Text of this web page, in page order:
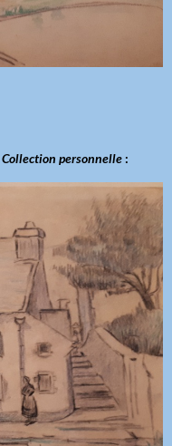
Collection personnelle :